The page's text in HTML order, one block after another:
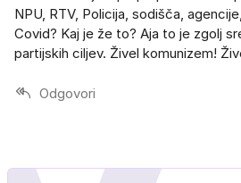
NPU, RTV, Policija, sodišča,
Covid? Kaj je že to? Aja to je zgolj
partijskih ciljev. Živel komunizem!
Odgovori